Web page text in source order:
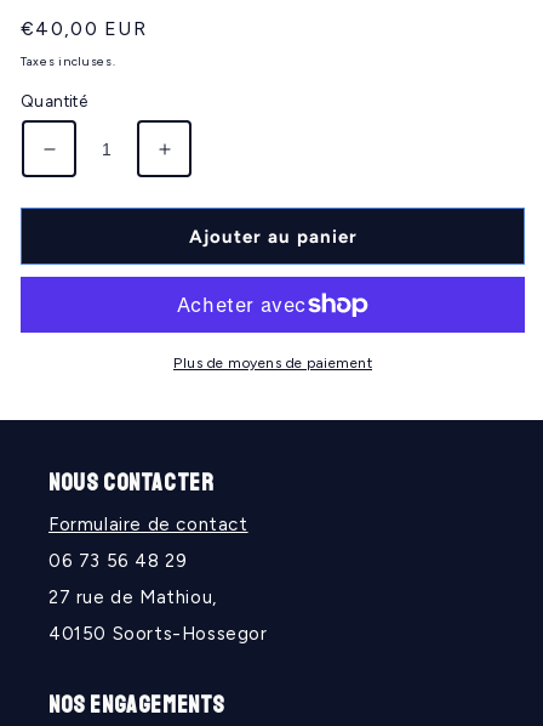
modale
Prix
habituel
€40,00 EUR
Taxes incluses.
Quantité
Réduire
la
quantité
EAGLERS
Augmenter
la
quantité
EAGLERS
Ajouter au panier
Plus de moyens de paiement
NOUS CONTACTER
Formulaire de contact
06 73 56 48 29
27 rue de Mathiou,
40150 Soorts-Hossegor
NOS ENGAGEMENTS